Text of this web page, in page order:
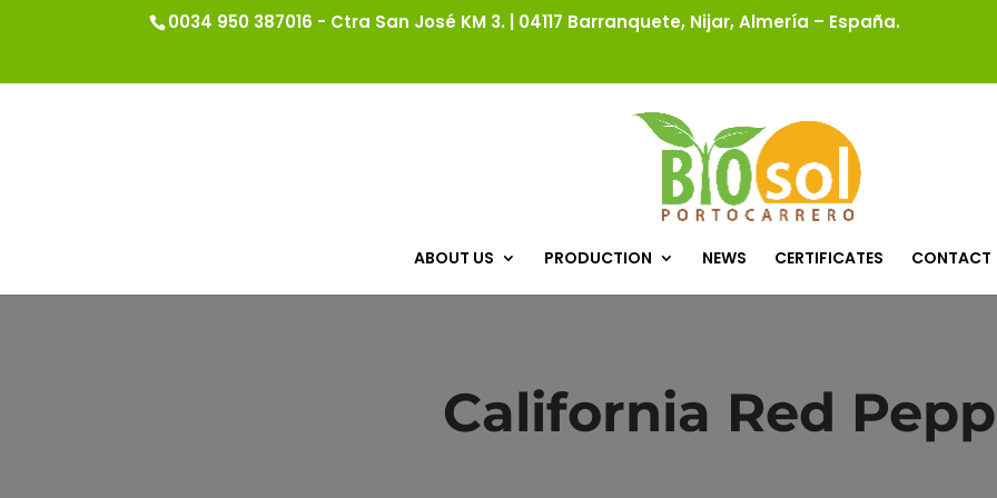
0034 950 387016 - Ctra San José KM 3. | 04117 Barranquete, Nijar, Almería – España.
ABOUT US PRODUCTION NEWS CERTIFICATES CONTACT
California Red